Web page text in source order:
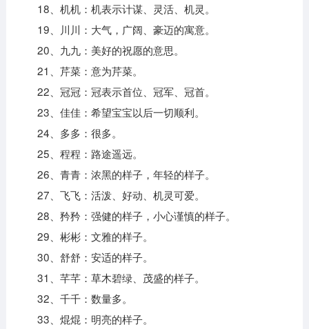
18、机机：机表示计谋、灵活、机灵。
19、川川：大气，广阔、豪迈的寓意。
20、九九：美好的祝愿的意思。
21、芹菜：意为芹菜。
22、冠冠：冠表示首位、冠军、冠首。
23、佳佳：希望宝宝以后一切顺利。
24、多多：很多。
25、程程：路途遥远。
26、青青：浓黑的样子，年轻的样子。
27、飞飞：活泼、好动、机灵可爱。
28、矜矜：强健的样子，小心谨慎的样子。
29、彬彬：文雅的样子。
30、舒舒：安适的样子。
31、芊芊：草木碧绿、茂盛的样子。
32、千千：数量多。
33、焜焜：明亮的样子。